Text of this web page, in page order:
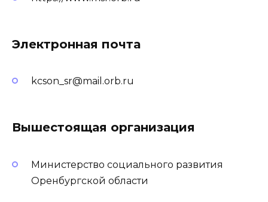
Электронная почта
kcson_sr@mail.orb.ru
Вышестоящая организация
Министерство социального развития
Оренбургской области